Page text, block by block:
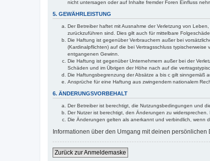
nicht untersagen oder auf Inhalte fremder Foren Einfluss
5. GEWÄHRLEISTUNG
Der Betreiber haftet mit Ausnahme der Verletzung von
zurückzuführen sind. Dies gilt auch für mittelbare
Die Haftung ist gegenüber Verbrauchern außer bei
(Kardinalpflichten) auf die bei Vertragsschluss
entgangenen Gewinn.
Die Haftung ist gegenüber Unternehmern außer bei der
Schäden und im Übrigen der Höhe nach auf die
Die Haftungsbegrenzung der Absätze a bis c gilt sinngemäß
Ansprüche für eine Haftung aus zwingendem nationalem
6. ÄNDERUNGSVORBEHALT
Der Betreiber ist berechtigt, die Nutzungsbedingungen und
Der Nutzer ist berechtigt, den Änderungen zu
Die Änderungen gelten als anerkannt und verbindlich, wenn
Informationen über den Umgang mit deinen
Zurück zur Anmeldemaske